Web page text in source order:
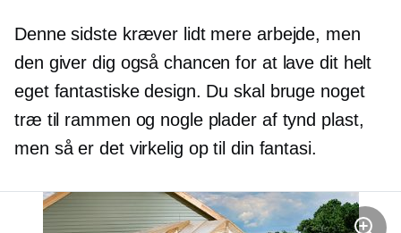
Denne sidste kræver lidt mere arbejde, men
den giver dig også chancen for at lave dit helt
eget fantastiske design. Du skal bruge noget
træ til rammen og nogle plader af tynd plast,
men så er det virkelig op til din fantasi.